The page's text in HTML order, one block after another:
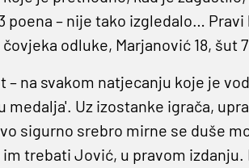
poena – nije tako izgledalo…
odluke, Marjanović 18, šut 7
na svakom natjecanju koje je
Uz izostanke igrača,
sigurno srebro mirne se duše
trebati Jović, u pravom izdanju.